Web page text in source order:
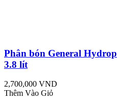
Phân bón General
3.8 lít
2,700,000 VND
Thêm Vào Giỏ